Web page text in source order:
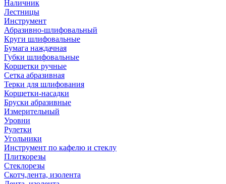
Наличник
Лестницы
Инструмент
Абразивно-шлифовальный
Круги шлифовальные
Бумага наждачная
Губки шлифовальные
Корщетки ручные
Сетка абразивная
Терки для шлифования
Корщетки-насадки
Бруски абразивные
Измерительный
Уровни
Рулетки
Угольники
Инструмент по кафелю и стеклу
Плиткорезы
Стеклорезы
Скотч,лента, изолента